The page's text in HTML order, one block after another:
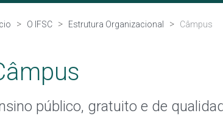
O IFSC Estrutura Organizacional Câmpus
público, gratuito e de